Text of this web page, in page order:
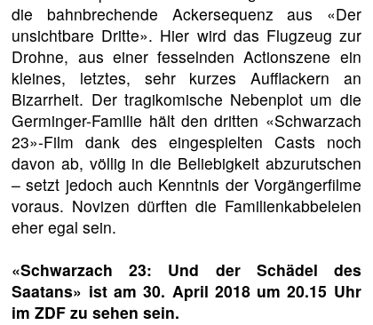
die bahnbrechende Ackersequenz aus «Der
unsichtbare Dritte». Hier wird das Flugzeug zur
Drohne, aus einer fesselnden Actionszene ein
kleines, letztes, sehr kurzes Aufflackern an
Bizarrheit. Der tragikomische Nebenplot um die
Germinger-Familie hält den dritten «Schwarzach
23»-Film dank des eingespielten Casts noch
davon ab, völlig in die Beliebigkeit abzurutschen
– setzt jedoch auch Kenntnis der Vorgängerfilme
voraus. Novizen dürften die Familienkabbeleien
eher egal sein.
«Schwarzach 23: Und der Schädel des
Saatans» ist am 30. April 2018 um 20.15 Uhr
im ZDF zu sehen sein.